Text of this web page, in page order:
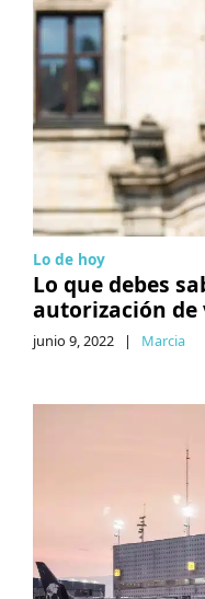
Lo de hoy
Lo que debes
autorización de
junio 9, 2022 | Marcia